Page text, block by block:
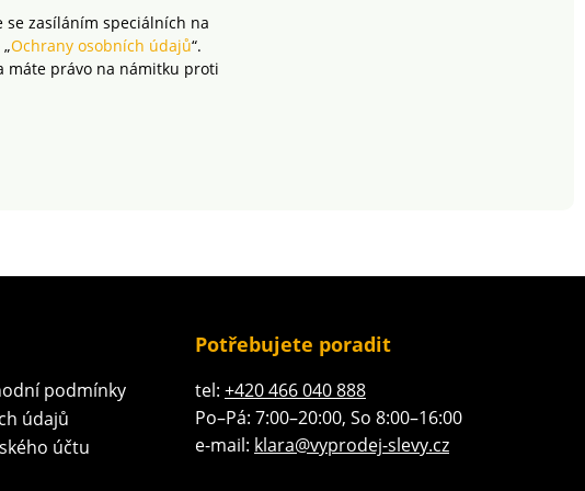
zasíláním speciálních na
Ochrany osobních údajů“.
máte právo na námitku proti
podmínky
údajů
účtu
Potřebujete poradit
tel: +420 466 040 888
Po–Pá: 7:00–20:00, So 8:00–16:00
e-mail: klara@vyprodej-slevy.cz